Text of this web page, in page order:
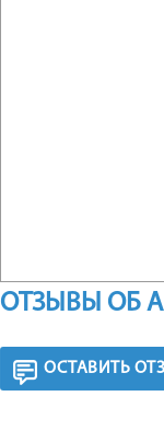
ОТЗЫВЫ ОБ
ОСТАВИТЬ